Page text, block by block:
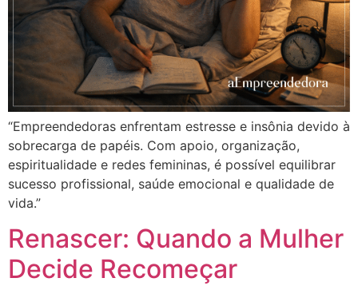
“Empreendedoras enfrentam estresse e insônia devido à
sobrecarga de papéis. Com apoio, organização,
espiritualidade e redes femininas, é possível equilibrar
sucesso profissional, saúde emocional e qualidade de
vida.”
Renascer: Quando a Mulher
Decide Recomeçar